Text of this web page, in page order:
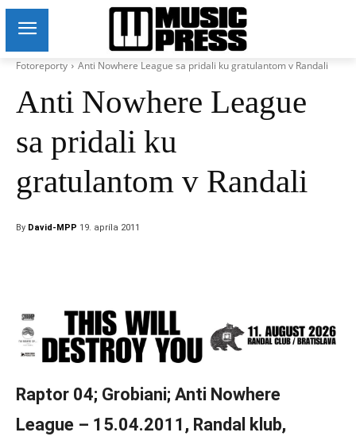
Fotoreporty Anti Nowhere League sa pridali ku gratulantom v Randali
Anti Nowhere League
sa pridali ku
gratulantom v Randali
By David-MPP 19. apríla 2011
Raptor 04; Grobiani; Anti Nowhere
League – 15.04.2011, Randal klub,